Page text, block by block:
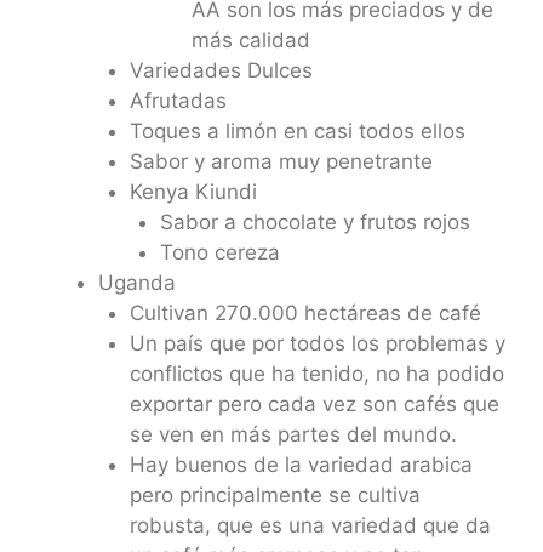
AA son los más preciados y de
más calidad
Variedades Dulces
Afrutadas
Toques a limón en casi todos ellos
Sabor y aroma muy penetrante
Kenya Kiundi
Sabor a chocolate y frutos rojos
Tono cereza
Uganda
Cultivan 270.000 hectáreas de café
Un país que por todos los problemas y
conflictos que ha tenido, no ha podido
exportar pero cada vez son cafés que
se ven en más partes del mundo.
Hay buenos de la variedad arabica
pero principalmente se cultiva
robusta, que es una variedad que da